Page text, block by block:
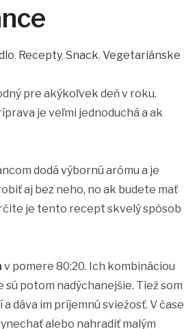
, Recepty, Snack, Vegetariánske
pre akýkoľvek deň v roku.
je veľmi jednoduchá a ak
dodá výbornú arómu a je
aj bez neho, no ak budete mať
je tento recept skvelý spôsob
v pomere 80:20. Ich kombináciou
potom nadýchanejšie. Tiež som
dáva im príjemnú sviežosť. V čase
alebo nahradiť malým